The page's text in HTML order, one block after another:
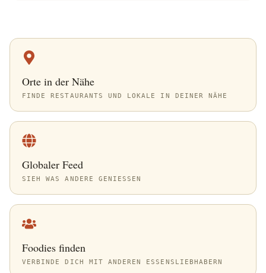
Orte in der Nähe
FINDE RESTAURANTS UND LOKALE IN DEINER NÄHE
Globaler Feed
SIEH WAS ANDERE GENIESSEN
Foodies finden
VERBINDE DICH MIT ANDEREN ESSENSLIEBHABERN